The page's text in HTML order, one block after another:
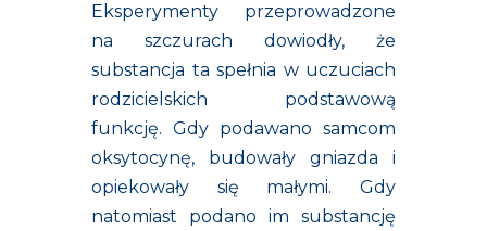
Eksperymenty przeprowadzone
na szczurach dowiodły, że
substancja ta spełnia w uczuciach
rodzicielskich podstawową
funkcję. Gdy podawano samcom
oksytocynę, budowały gniazda i
opiekowały się małymi. Gdy
natomiast podano im substancję